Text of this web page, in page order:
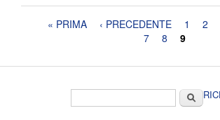
Pagine« PRIMA ‹ PRECEDENTE 1 2
7
8 9
Cerca